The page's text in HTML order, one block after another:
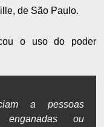
de São Paulo.
o uso do poder
a pessoas
ou